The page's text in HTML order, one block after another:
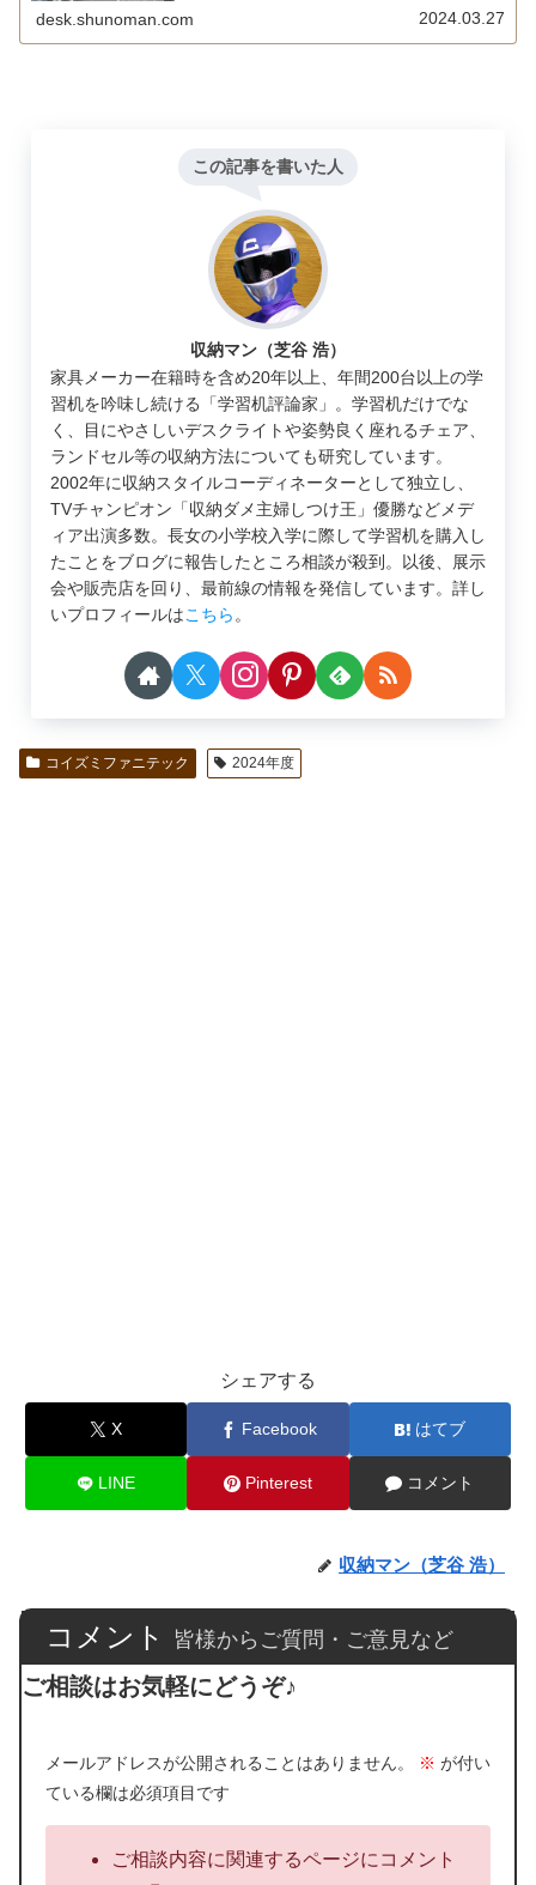
ミファニテック、イトーキ、くろがね工作所、ヒカリサン
デスク、大商産業、一生紀、ウィドゥスタイルなど。
desk.shunoman.com 2024.03.27
この記事を書いた人
収納マン（芝谷 浩）
家具メーカー在籍時を含め20年以上、年間200台以上の学
習机を吟味し続ける「学習机評論家」。学習机だけでな
く、目にやさしいデスクライトや姿勢良く座れるチェア、
ランドセル等の収納方法についても研究しています。
2002年に収納スタイルコーディネーターとして独立し、
TVチャンピオン「収納ダメ主婦しつけ王」優勝などメデ
ィア出演多数。長女の小学校入学に際して学習机を購入し
たことをブログに報告したところ相談が殺到。以後、展示
会や販売店を回り、最前線の情報を発信しています。詳し
いプロフィールはこちら 。
コイズミファニテック 2024年度
シェアする
X Facebook はてブ
LINE Pinterest コメント
収納マン（芝谷 浩）
コメント 皆様からご質問・ご意見など
ご相談はお気軽にどうぞ♪
メールアドレスが公開されることはありません。 ※ が付い
ている欄は必須項目です
ご相談内容に関連するページにコメント